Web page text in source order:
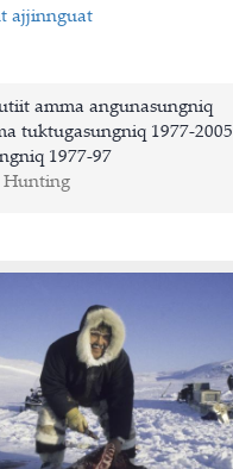
ajjinnguat
amma angunasungniq
tuktugasungniq 1977-2005
1977-97
Hunting